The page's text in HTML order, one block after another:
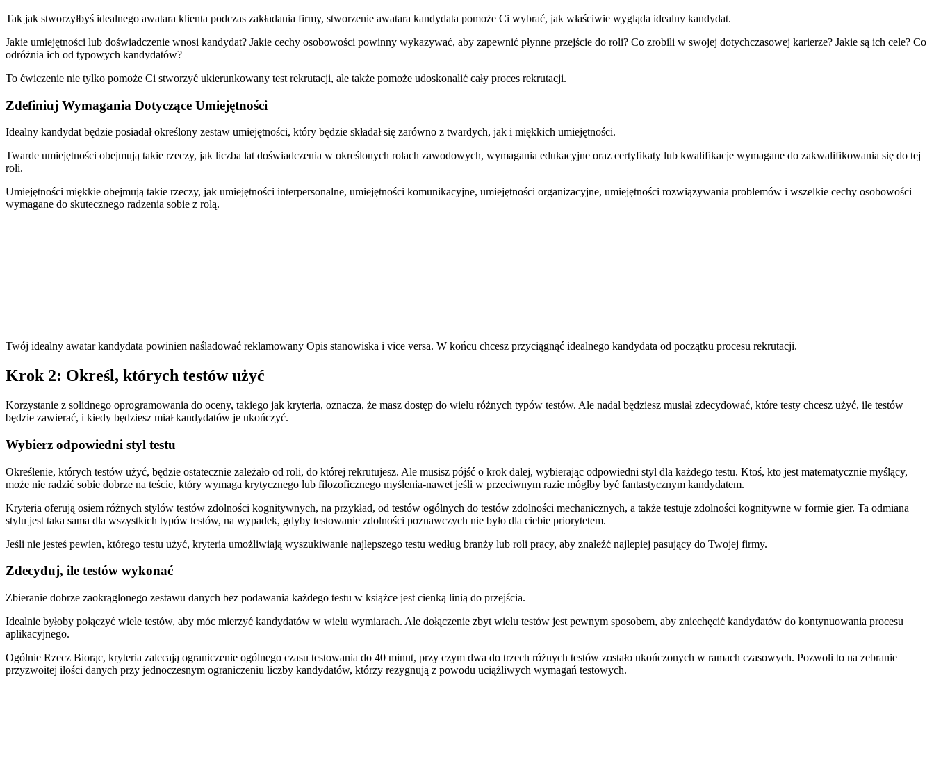
Tak jak stworzyłbyś idealnego awatara klienta podczas zakładania firmy, stworzenie awatara kandydata pomoże Ci wybrać, jak właściwie wygląda idealny kandydat.
Jakie umiejętności lub doświadczenie wnosi kandydat? Jakie cechy osobowości powinny wykazywać, aby zapewnić płynne przejście do roli? Co zrobili w swojej dotychczasowej karierze? Jakie są ich cele? Co
odróżnia ich od typowych kandydatów?
To ćwiczenie nie tylko pomoże Ci stworzyć ukierunkowany test rekrutacji, ale także pomoże udoskonalić cały proces rekrutacji.
Zdefiniuj Wymagania Dotyczące Umiejętności
Idealny kandydat będzie posiadał określony zestaw umiejętności, który będzie składał się zarówno z twardych, jak i miękkich umiejętności.
Twarde umiejętności obejmują takie rzeczy, jak liczba lat doświadczenia w określonych rolach zawodowych, wymagania edukacyjne oraz certyfikaty lub kwalifikacje wymagane do zakwalifikowania się do tej
roli.
Umiejętności miękkie obejmują takie rzeczy, jak umiejętności interpersonalne, umiejętności komunikacyjne, umiejętności organizacyjne, umiejętności rozwiązywania problemów i wszelkie cechy osobowości
wymagane do skutecznego radzenia sobie z rolą.
Twój idealny awatar kandydata powinien naśladować reklamowany Opis stanowiska i vice versa. W końcu chcesz przyciągnąć idealnego kandydata od początku procesu rekrutacji.
Krok 2: Określ, których testów użyć
Korzystanie z solidnego oprogramowania do oceny, takiego jak kryteria, oznacza, że masz dostęp do wielu różnych typów testów. Ale nadal będziesz musiał zdecydować, które testy chcesz użyć, ile testów
będzie zawierać, i kiedy będziesz miał kandydatów je ukończyć.
Wybierz odpowiedni styl testu
Określenie, których testów użyć, będzie ostatecznie zależało od roli, do której rekrutujesz. Ale musisz pójść o krok dalej, wybierając odpowiedni styl dla każdego testu. Ktoś, kto jest matematycznie myślący,
może nie radzić sobie dobrze na teście, który wymaga krytycznego lub filozoficznego myślenia-nawet jeśli w przeciwnym razie mógłby być fantastycznym kandydatem.
Kryteria oferują osiem różnych stylów testów zdolności kognitywnych, na przykład, od testów ogólnych do testów zdolności mechanicznych, a także testuje zdolności kognitywne w formie gier. Ta odmiana
stylu jest taka sama dla wszystkich typów testów, na wypadek, gdyby testowanie zdolności poznawczych nie było dla ciebie priorytetem.
Jeśli nie jesteś pewien, którego testu użyć, kryteria umożliwiają wyszukiwanie najlepszego testu według branży lub roli pracy, aby znaleźć najlepiej pasujący do Twojej firmy.
Zdecyduj, ile testów wykonać
Zbieranie dobrze zaokrąglonego zestawu danych bez podawania każdego testu w książce jest cienką linią do przejścia.
Idealnie byłoby połączyć wiele testów, aby móc mierzyć kandydatów w wielu wymiarach. Ale dołączenie zbyt wielu testów jest pewnym sposobem, aby zniechęcić kandydatów do kontynuowania procesu
aplikacyjnego.
Ogólnie Rzecz Biorąc, kryteria zalecają ograniczenie ogólnego czasu testowania do 40 minut, przy czym dwa do trzech różnych testów zostało ukończonych w ramach czasowych. Pozwoli to na zebranie
przyzwoitej ilości danych przy jednoczesnym ograniczeniu liczby kandydatów, którzy rezygnują z powodu uciążliwych wymagań testowych.